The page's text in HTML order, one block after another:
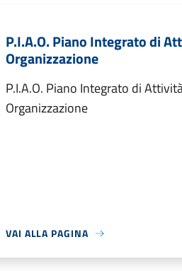
P.I.A.O. Piano Integrato di
Organizzazione
P.I.A.O. Piano Integrato di
Organizzazione
VAI ALLA PAGINA